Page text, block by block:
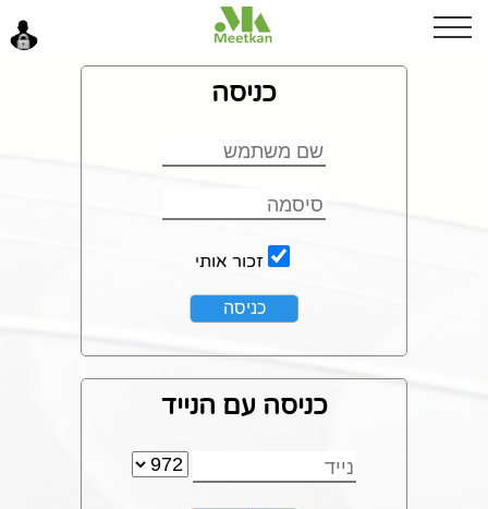
כניסה
זכור אותי
כניסה עם הנייד